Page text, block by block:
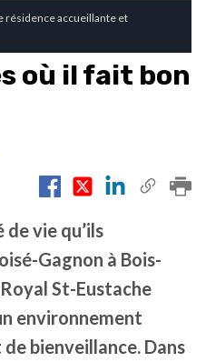
résidence accueillante et
où il fait bon
vie qu’ils
Gagnon à Bois-
St-Eustache
environnement
bienveillance. Dans